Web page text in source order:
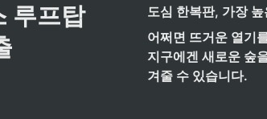
루프탑
도심 한복판, 가장
어쩌면 뜨거운 열기
지구에겐 새로운 숲
겨줄 수 있습니다.